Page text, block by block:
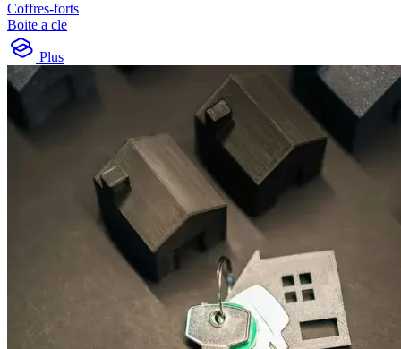
Coffres-forts
Boite a cle
Plus